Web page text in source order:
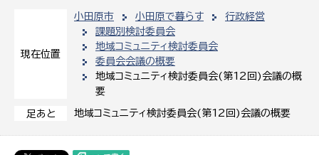
現在位置
小田原市 小田原で暮らす
行政経営
課題別検討委員会
地域コミュニティ検討委員会
委員会会議の概要
地域コミュニティ検討委員会(第12回)会議の概
要
足あと 地域コミュニティ検討委員会(第12回)会議の概要